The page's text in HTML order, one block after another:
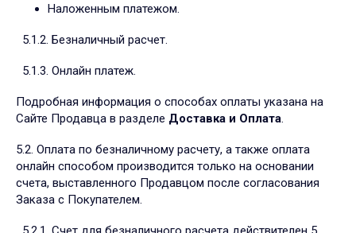
Наложенным платежом.
5.1.2. Безналичный расчет.
5.1.3. Онлайн платеж.
Подробная информация о способах оплаты указана на
Сайте Продавца в разделе Доставка и Оплата.
5.2. Оплата по безналичному расчету, а также оплата
онлайн способом производится только на основании
счета, выставленного Продавцом после согласования
Заказа с Покупателем.